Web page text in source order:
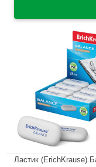
Ластик (ErichKrause)